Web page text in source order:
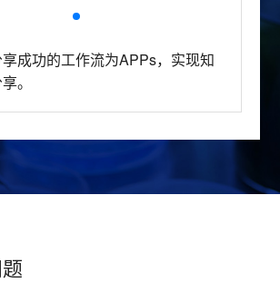
成功的工作流为APPs，实现知
。